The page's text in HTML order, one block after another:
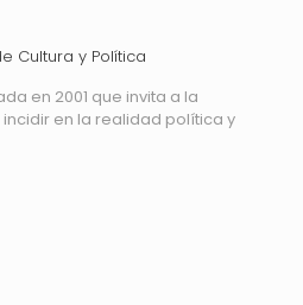
Cultura y Política
en 2001 que invita a la
en la realidad política y